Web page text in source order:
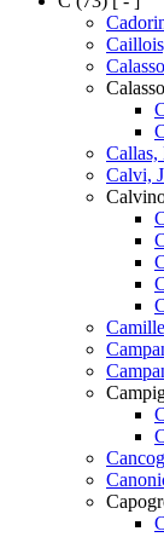
Callas,
Calvi,